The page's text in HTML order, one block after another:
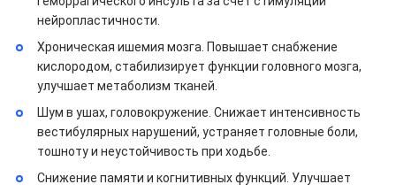
нейропластичности.
Хроническая ишемия мозга. Повышает снабжение
кислородом, стабилизирует функции головного мозга,
улучшает метаболизм тканей.
Шум в ушах, головокружение. Снижает интенсивность
вестибулярных нарушений, устраняет головные боли,
тошноту и неустойчивость при ходьбе.
Снижение памяти и когнитивных функций. Улучшает